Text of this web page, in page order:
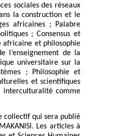
sociales des réseaux
la construction et le
africaines ; Palabre
; Consensus et
africaine et philosophie
l’enseignement de la
universitaire sur la
; Philosophie et
et scientifiques
interculturalité comme
collectif qui sera publié
Les articles à